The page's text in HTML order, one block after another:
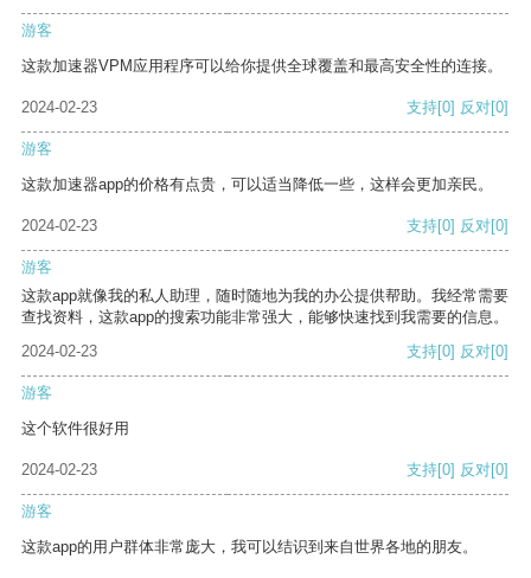
游客
这款加速器VPM应用程序可以给你提供全球覆盖和最高安全性的连接。
2024-02-23 支持[0] 反对[0]
游客
这款加速器app的价格有点贵，可以适当降低一些，这样会更加亲民。
2024-02-23 支持[0] 反对[0]
游客
这款app就像我的私人助理，随时随地为我的办公提供帮助。我经常需要
查找资料，这款app的搜索功能非常强大，能够快速找到我需要的信息。
2024-02-23
支持[0] 反对[0]
游客
这个软件很好用
2024-02-23 支持[0] 反对[0]
游客
这款app的用户群体非常庞大，我可以结识到来自世界各地的朋友。